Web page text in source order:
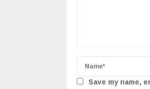
Save my name,